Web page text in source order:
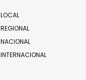
LOCAL
REGIONAL
NACIONAL
INTERNACIONAL